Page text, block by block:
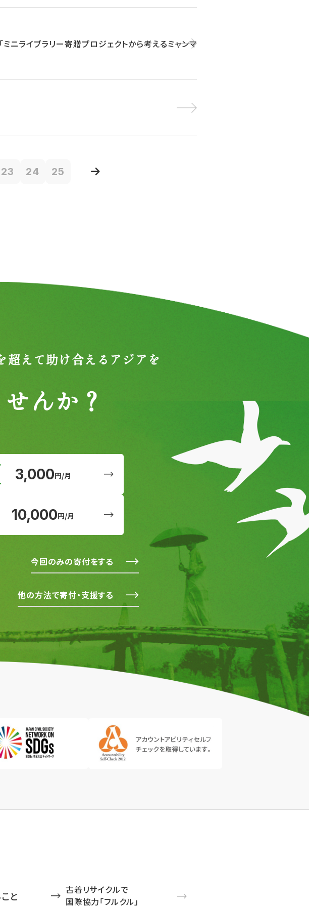
ミニライブラリー寄贈プロジェクトから考えるミャンマ
23 24 25
超えて助け合えるアジアを
んか？
3,000円/月
10,000円/月
今回のみの寄付をする
他の方法で寄付・支援する
と
古着リサイクルで
国際協力「フルクル」